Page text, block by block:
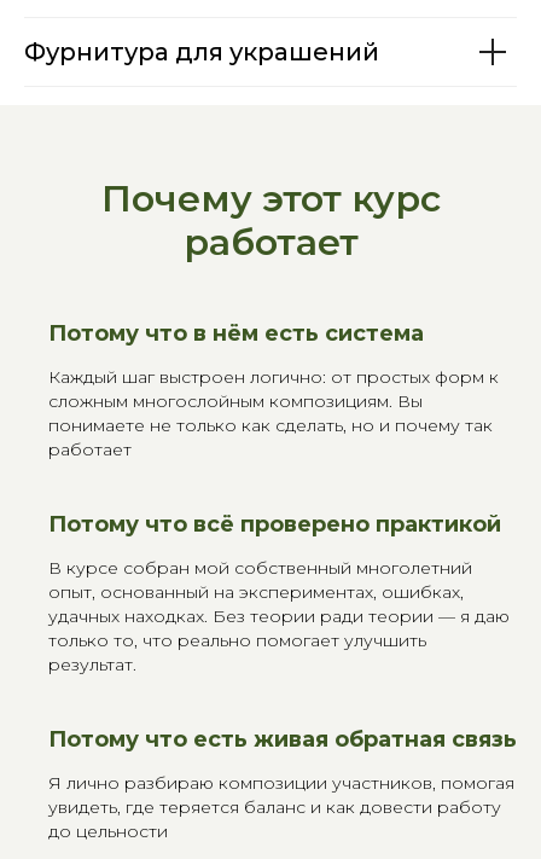
Фурнитура для украшений
Почему этот курс
работает
Потому что в нём есть система
Каждый шаг выстроен логично: от простых форм к
сложным многослойным композициям. Вы
понимаете не только как сделать, но и почему так
работает
Потому что всё проверено практикой
В курсе собран мой собственный многолетний
опыт, основанный на экспериментах, ошибках,
удачных находках. Без теории ради теории — я даю
только то, что реально помогает улучшить
результат.
Потому что есть живая обратная связь
Я лично разбираю композиции участников, помогая
увидеть, где теряется баланс и как довести работу
до цельности